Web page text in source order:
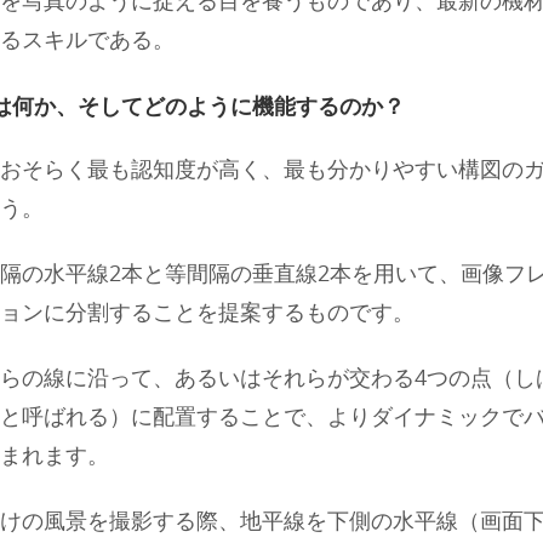
スキルである。
何か、そしてどのように機能するのか？
そらく最も認知度が高く、最も分かりやすい構図の
。
の水平線2本と等間隔の垂直線2本を用いて、画像フ
ンに分割することを提案するものです。
の線に沿って、あるいはそれらが交わる4つの点（し
呼ばれる）に配置することで、よりダイナミックで
れます。
の風景を撮影する際、地平線を下側の水平線（画面